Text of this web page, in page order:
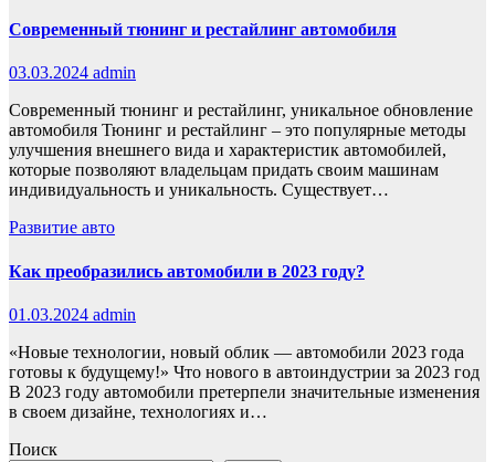
Современный тюнинг и рестайлинг автомобиля
03.03.2024 admin
Современный тюнинг и рестайлинг, уникальное обновление
автомобиля Тюнинг и рестайлинг – это популярные методы
улучшения внешнего вида и характеристик автомобилей,
которые позволяют владельцам придать своим машинам
индивидуальность и уникальность. Существует…
Развитие авто
Как преобразились автомобили в 2023 году?
01.03.2024 admin
«Новые технологии, новый облик — автомобили 2023 года
готовы к будущему!» Что нового в автоиндустрии за 2023 год
В 2023 году автомобили претерпели значительные изменения
в своем дизайне, технологиях и…
Поиск